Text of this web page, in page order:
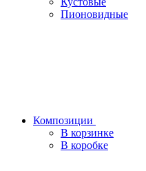
Пионовидные
Композиции
В корзинке
В коробке